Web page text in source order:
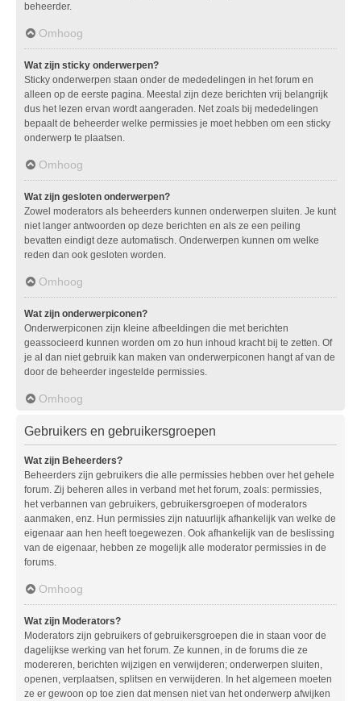
beheerder.
Omhoog
Wat zijn sticky onderwerpen?
Sticky onderwerpen staan onder de mededelingen in het forum en
alleen op de eerste pagina. Meestal zijn deze berichten vrij belangrijk
dus het lezen ervan wordt aangeraden. Net zoals bij mededelingen
bepaalt de beheerder welke permissies je moet hebben om een sticky
onderwerp te plaatsen.
Omhoog
Wat zijn gesloten onderwerpen?
Zowel moderators als beheerders kunnen onderwerpen sluiten. Je kunt
niet langer antwoorden op deze berichten en als ze een peiling
bevatten eindigt deze automatisch. Onderwerpen kunnen om welke
reden dan ook gesloten worden.
Omhoog
Wat zijn onderwerpiconen?
Onderwerpiconen zijn kleine afbeeldingen die met berichten
geassocieerd kunnen worden om zo hun inhoud kracht bij te zetten. Of
je al dan niet gebruik kan maken van onderwerpiconen hangt af van de
door de beheerder ingestelde permissies.
Omhoog
Gebruikers en gebruikersgroepen
Wat zijn Beheerders?
Beheerders zijn gebruikers die alle permissies hebben over het gehele
forum. Zij beheren alles in verband met het forum, zoals: permissies,
het verbannen van gebruikers, gebruikersgroepen of moderators
aanmaken, enz. Hun permissies zijn natuurlijk afhankelijk van welke de
eigenaar aan hen heeft toegewezen. Ook afhankelijk van de beslissing
van de eigenaar, hebben ze mogelijk alle moderator permissies in de
forums.
Omhoog
Wat zijn Moderators?
Moderators zijn gebruikers of gebruikersgroepen die in staan voor de
dagelijkse werking van het forum. Ze kunnen, in de forums die ze
modereren, berichten wijzigen en verwijderen; onderwerpen sluiten,
openen, verplaatsen, splitsen en verwijderen. In het algemeen moeten
ze er gewoon op toe zien dat mensen niet van het onderwerp afwijken